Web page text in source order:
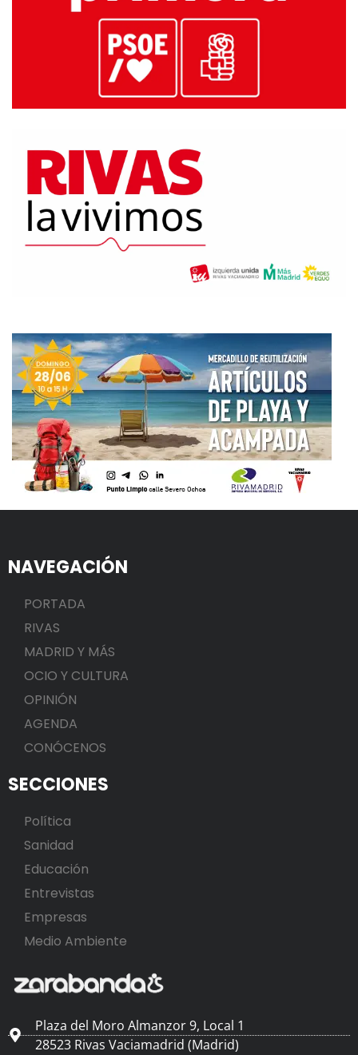
NAVEGACIÓN
PORTADA
RIVAS
MADRID Y MÁS
OCIO Y CULTURA
OPINIÓN
AGENDA
CONÓCENOS
SECCIONES
Política
Sanidad
Educación
Entrevistas
Empresas
Medio Ambiente
Plaza del Moro Almanzor 9, Local 1
28523 Rivas Vaciamadrid (Madrid)